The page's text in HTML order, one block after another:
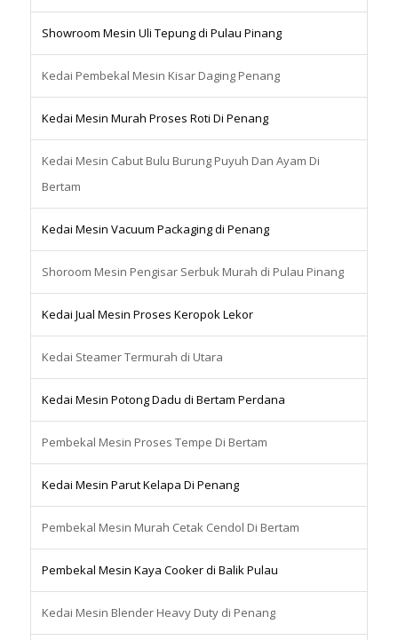
Showroom Mesin Uli Tepung di Pulau Pinang
Kedai Pembekal Mesin Kisar Daging Penang
Kedai Mesin Murah Proses Roti Di Penang
Kedai Mesin Cabut Bulu Burung Puyuh Dan Ayam Di
Bertam
Kedai Mesin Vacuum Packaging di Penang
Shoroom Mesin Pengisar Serbuk Murah di Pulau Pinang
Kedai Jual Mesin Proses Keropok Lekor
Kedai Steamer Termurah di Utara
Kedai Mesin Potong Dadu di Bertam Perdana
Pembekal Mesin Proses Tempe Di Bertam
Kedai Mesin Parut Kelapa Di Penang
Pembekal Mesin Murah Cetak Cendol Di Bertam
Pembekal Mesin Kaya Cooker di Balik Pulau
Kedai Mesin Blender Heavy Duty di Penang